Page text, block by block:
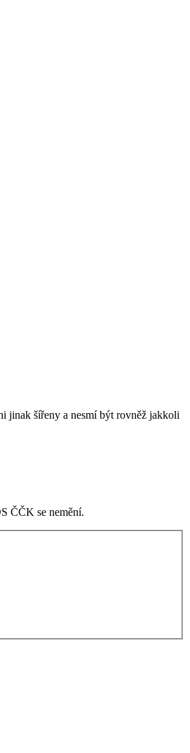
jinak šířeny a nesmí být rovněž jakkoli
ČČK se nemění.